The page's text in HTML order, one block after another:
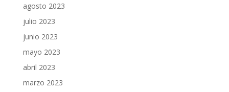
agosto 2023
julio 2023
junio 2023
mayo 2023
abril 2023
marzo 2023